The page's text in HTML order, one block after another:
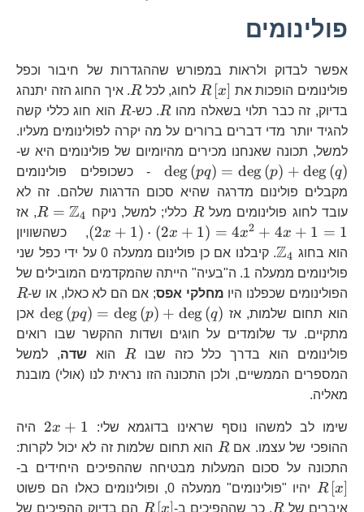
פולינומים
אפשר לבדוק ולראות במפורש שההגדרות של חיבור וכפל
פולינומים הופכות אתR\left[x\right]
R [x] לחוג, לכל R
R. איך החוג הזה יתנהג
בדיוק, זה כבר תלוי בשאלה מהו
R
R. כש- R
R הוא חוג כללי קשה
להגיד יותר מדי דברים ברורים על מה יקרה לפולינומים מעליו.
למשל, תכונה שאנחנו מכירים מהיומיום של פולינומים היא ש-
deg(pq) = deg(p) + deg(q)
- כשכופלים פולינומים
מקבלים פולינום מדרגה שהיא סכום הדרגות שלהם. זה לא
עובד לחוג פולינומים מעל
R R כללי; למשל, ניקח R = Z4 , אז
(2x + 1) ⋅ (2x + 1) = 4x2 + 4x + 1 = 1
, כשהשוויון
הוא בחוג
\mathbb{Z}_{4} Z4
. קיבלנו אם כן פולינום ממעלה 0 על ידי כפל שני
פולינומים ממעלה 1. ה"בעיה" הייתה שהמקדמים המובילים של
הפולינומים שכפלנו היו מחלקי אפס; אם הם לא כאלו, או ש-R
הוא תחום שלמות, אז deg(pq) = deg(p) + deg(q)
אכן
מתקיים. עד שלומדים על חוגים ושדות ההקשר שבו רואים
פולינומים הוא בדרך כלל כזה שבו
R
R הואשדה, למשל
המספרים הממשיים, ולכן התכונה הזו נראית לנו (אולי) מובנת
מאליה.
שימו לב למשהו נוסף שראינו בדוגמא שלי:
2x+1
2x + 1
היה
ההופכי של עצמו. אם
R R הוא תחום שלמות זה לא יכול לקרות:
התכונה על סכום המעלות מבטיחה שההפיכים היחידים ב-
R [x]
יהיו "פולינומים" ממעלה 0, ופולינומים כאלו הם פשוט
איברים של
R R, כך שההפיכים ב-R\left[x\right]
R [x] הם בדיוק ההפיכים של